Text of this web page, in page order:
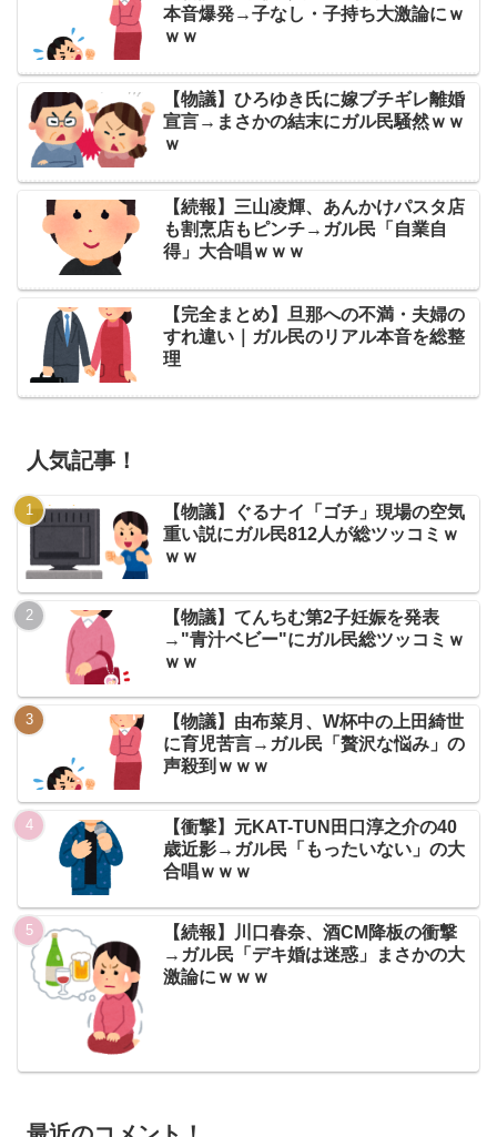
本音爆発→子なし・子持ち大激論にｗ
ｗｗ
【物議】ひろゆき氏に嫁ブチギレ離婚
宣言→まさかの結末にガル民騒然ｗｗ
ｗ
【続報】三山凌輝、あんかけパスタ店
も割烹店もピンチ→ガル民「自業自
得」大合唱ｗｗｗ
【完全まとめ】旦那への不満・夫婦の
すれ違い｜ガル民のリアル本音を総整
理
人気記事！
【物議】ぐるナイ「ゴチ」現場の空気
重い説にガル民812人が総ツッコミｗ
ｗｗ
【物議】てんちむ第2子妊娠を発表
→"青汁ベビー"にガル民総ツッコミｗ
ｗｗ
【物議】由布菜月、W杯中の上田綺世
に育児苦言→ガル民「贅沢な悩み」の
声殺到ｗｗｗ
【衝撃】元KAT-TUN田口淳之介の40
歳近影→ガル民「もったいない」の大
合唱ｗｗｗ
【続報】川口春奈、酒CM降板の衝撃
→ガル民「デキ婚は迷惑」まさかの大
激論にｗｗｗ